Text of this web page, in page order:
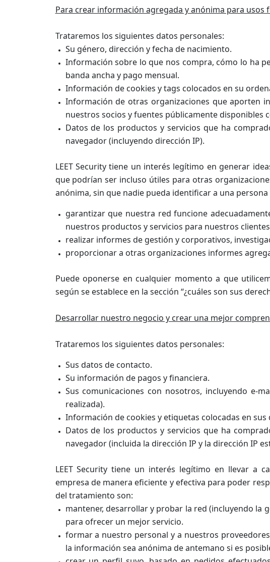
Para crear información agregada y anónima para usos
Trataremos los siguientes datos personales:
Su género, dirección y fecha de nacimiento.
Información sobre lo que nos compra, cómo lo ha
banda ancha y pago mensual.
Información de cookies y tags colocados en su
Información de otras organizaciones que aporten
nuestros socios y fuentes públicamente disponibles
Datos de los productos y servicios que ha
navegador (incluyendo dirección IP).
LEET Security tiene un interés legítimo en generar
que podrían ser incluso útiles para otras
anónima, sin que nadie pueda identificar a una
garantizar que nuestra red funcione
nuestros productos y servicios para nuestros
realizar informes de gestión y corporativos,
proporcionar a otras organizaciones informes
Puede oponerse en cualquier momento a que
según se establece en la sección “¿cuáles son sus
Desarrollar nuestro negocio y crear una mejor
Trataremos los siguientes datos personales:
Sus datos de contacto.
Su información de pagos y financiera.
Sus comunicaciones con nosotros, incluyendo e-
realizada).
Información de cookies y etiquetas colocadas en
Datos de los productos y servicios que ha
navegador (incluida la dirección IP y la dirección IP
LEET Security tiene un interés legítimo en llevar a
empresa de manera eficiente y efectiva para poder
del tratamiento son:
mantener, desarrollar y probar la red (incluyendo la
para ofrecer un mejor servicio.
formar a nuestro personal y a nuestros
la información sea anónima de antemano si es